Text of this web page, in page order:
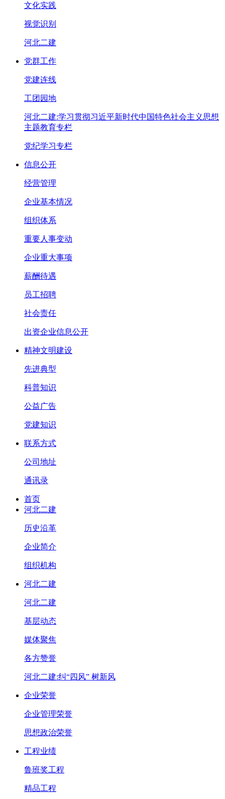
文化实践
视觉识别
河北二建
党群工作
党建连线
工团园地
河北二建:学习贯彻习近平新时代中国特色社会主义思想
主题教育专栏
党纪学习专栏
信息公开
经营管理
企业基本情况
组织体系
重要人事变动
企业重大事项
薪酬待遇
员工招聘
社会责任
出资企业信息公开
精神文明建设
先进典型
科普知识
公益广告
党建知识
联系方式
公司地址
通讯录
首页
河北二建
历史沿革
企业简介
组织机构
河北二建
河北二建
基层动态
媒体聚焦
各方赞誉
河北二建:纠“四风” 树新风
企业荣誉
企业管理荣誉
思想政治荣誉
工程业绩
鲁班奖工程
精品工程